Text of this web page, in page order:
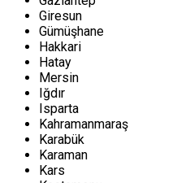
Giresun
Gümüşhane
Hakkari
Hatay
Mersin
Iğdır
Isparta
Kahramanmaraş
Karabük
Karaman
Kars